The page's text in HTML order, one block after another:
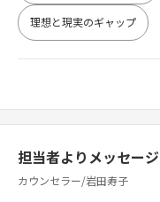
理想と現実のギャップ
担当者よりメッセージ
カウンセラー/岩田寿子